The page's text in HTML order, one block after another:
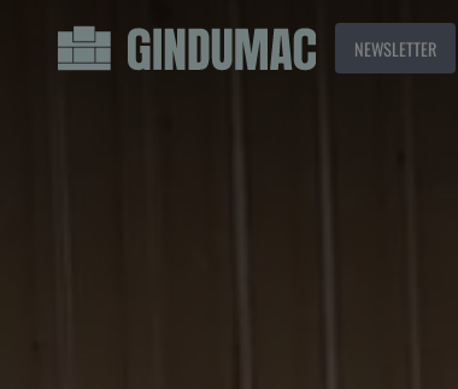
NEWSLETTER